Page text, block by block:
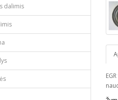
dalimis